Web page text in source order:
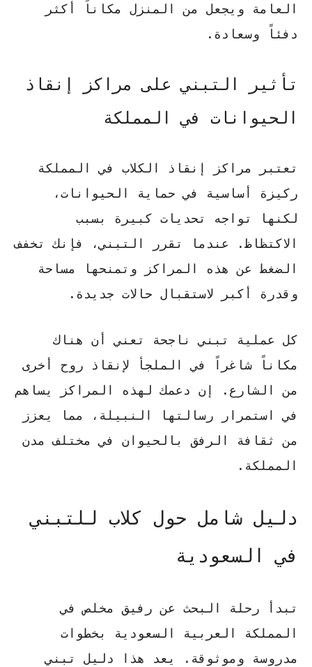
العامة ويجعل من المنزل مكاناً أكثر
دفئاً وسعادة.
تأثير التبني على مراكز إنقاذ
الحيوانات في المملكة
تعتبر مراكز إنقاذ الكلاب في المملكة
ركيزة أساسية في حماية الحيوانات،
لكنها تواجه تحديات كبيرة بسبب
الاكتظاظ. عندما تقرر التبني، فإنك تخفف
الضغط عن هذه المراكز وتمنحها مساحة
وقدرة أكبر لاستقبال حالات جديدة.
كل عملية تبني ناجحة تعني أن هناك
مكاناً شاغراً في الملجأ لإنقاذ روح أخرى
من الشارع. إن دعمك لهذه المراكز يساهم
في استمرار رسالتها النبيلة، مما يعزز
من ثقافة الرفق بالحيوان في مختلف مدن
المملكة.
دليل شامل حول كلاب للتبني
في السعودية
تبدأ رحلة البحث عن رفيق مخلص في
المملكة العربية السعودية بخطوات
مدروسة وموثوقة. يعد هذا دليل تبني